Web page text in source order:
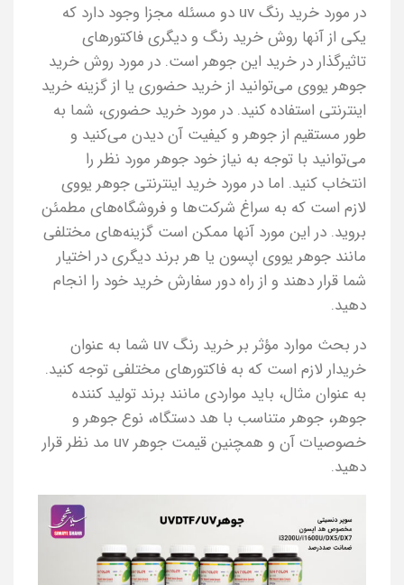
در مورد خرید رنگ uv دو مسئله مجزا وجود دارد که
یکی از آنها روش خرید رنگ و دیگری فاکتورهای
تاثیرگذار در خرید این جوهر است. در مورد روش خرید
جوهر یووی می‌توانید از خرید حضوری یا از گزینه خرید
اینترنتی استفاده کنید. در مورد خرید حضوری، شما به
طور مستقیم از جوهر و کیفیت آن دیدن می‌کنید و
می‌توانید با توجه به نیاز خود جوهر مورد نظر را
انتخاب کنید. اما در مورد خرید اینترنتی جوهر یووی
لازم است که به سراغ شرکت‌ها و فروشگاه‌های مطمئن
بروید. در این مورد آنها ممکن است گزینه‌های مختلفی
مانند جوهر یووی اپسون یا هر برند دیگری در اختیار
شما قرار دهند و از راه دور سفارش خرید خود را انجام
دهید.
در بحث موارد مؤثر بر خرید رنگ uv شما به عنوان
خریدار لازم است که به فاکتورهای مختلفی توجه کنید.
به عنوان مثال، باید مواردی مانند برند تولید کننده
جوهر، جوهر متناسب با هد دستگاه، نوع جوهر و
خصوصیات آن و همچنین قیمت جوهر uv مد نظر قرار
دهید.